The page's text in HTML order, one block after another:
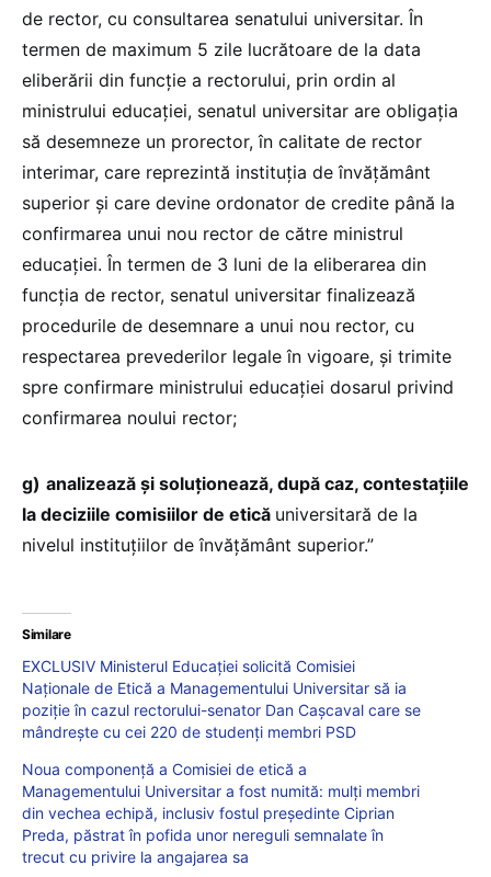
de rector, cu consultarea senatului universitar. În
termen de maximum 5 zile lucrătoare de la data
eliberării din funcție a rectorului, prin ordin al
ministrului educației, senatul universitar are obligația
să desemneze un prorector, în calitate de rector
interimar, care reprezintă instituția de învățământ
superior și care devine ordonator de credite până la
confirmarea unui nou rector de către ministrul
educației. În termen de 3 luni de la eliberarea din
funcția de rector, senatul universitar finalizează
procedurile de desemnare a unui nou rector, cu
respectarea prevederilor legale în vigoare, și trimite
spre confirmare ministrului educației dosarul privind
confirmarea noului rector;
g) analizează și soluționează, după caz, contestațiile
la deciziile comisiilor de etică universitară de la
nivelul instituțiilor de învățământ superior.”
Similare
EXCLUSIV Ministerul Educației solicită Comisiei
Naționale de Etică a Managementului Universitar să ia
poziție în cazul rectorului-senator Dan Cașcaval care se
mândrește cu cei 220 de studenți membri PSD
Noua componență a Comisiei de etică a
Managementului Universitar a fost numită: mulți membri
din vechea echipă, inclusiv fostul președinte Ciprian
Preda, păstrat în pofida unor nereguli semnalate în
trecut cu privire la angajarea sa